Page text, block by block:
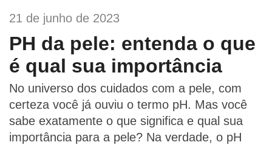
21 de junho de 2023
PH da pele: entenda o que
é qual sua importância
No universo dos cuidados com a pele, com
certeza você já ouviu o termo pH. Mas você
sabe exatamente o que significa e qual sua
importância para a pele? Na verdade, o pH